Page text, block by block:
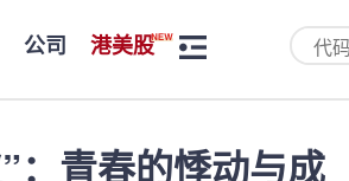
公司 港美股
：青春的悸动与成